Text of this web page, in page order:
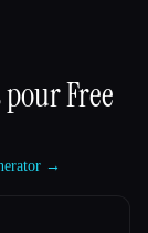
pourFree
→